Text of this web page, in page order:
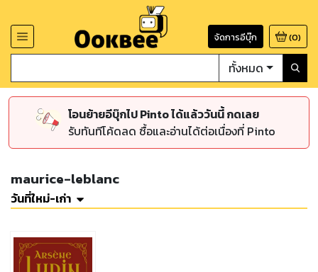
จัดการอีบุ๊ก (0)
ทั้งหมด
โอนย้ายอีบุ๊กไป Pinto ได้แล้ววันนี้ กดเลย
รับทันทีโค้ดลด ซื้อและอ่านได้ต่อเนื่องที่ Pinto
maurice-leblanc
วันที่ใหม่-เก่า